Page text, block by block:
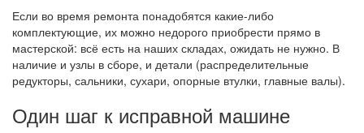
Если во время ремонта понадобятся какие-либо
комплектующие, их можно недорого приобрести прямо в
мастерской: всё есть на наших складах, ожидать не нужно. В
наличие и узлы в сборе, и детали (распределительные
редукторы, сальники, сухари, опорные втулки, главные валы).
Один шаг к исправной машине